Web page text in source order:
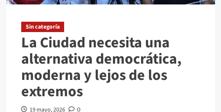
Frente
retroceso,
el
silencio
Sin categoría
La Ciudad necesita una
alternativa democrática,
moderna y lejos de los
extremos
19 mayo, 2026 0